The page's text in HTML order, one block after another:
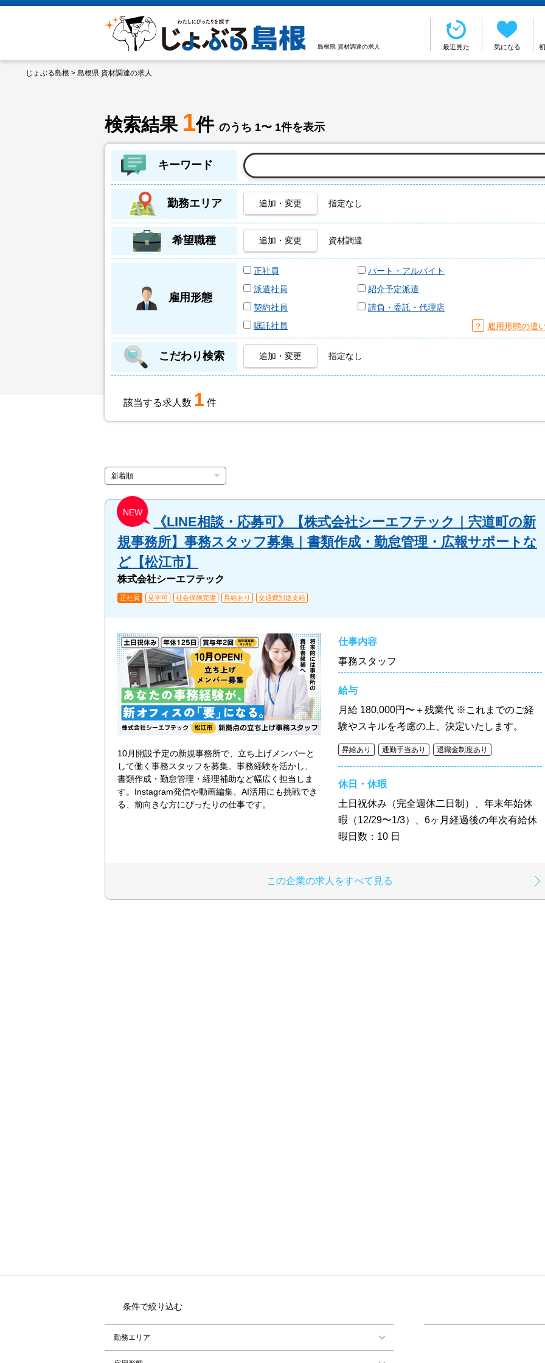
島根県 資材調達の求人 最近見た 気になる
じょぶる島根 > 島根県 資材調達の求人
検索結果 1件 のうち 1〜 1件を表示
キーワード
勤務エリア 追加・変更 指定なし
希望職種 追加・変更 資材調達
雇用形態
正社員
パート・アルバイト
派遣社員
紹介予定派遣
契約社員
請負・委託・代理店
嘱託社員
？ 雇用形態の違
こだわり検索 追加・変更 指定なし
該当する求人数 1 件
NEW
《LINE相談・応募可》【株式会社シーエフテック｜宍道町の新
規事務所】事務スタッフ募集｜書類作成・勤怠管理・広報サポートな
ど【松江市】
株式会社シーエフテック
正社員 見学可 社会保険完備 昇給あり 交通費別途支給
10月開設予定の新規事務所で、立ち上げメンバーと
して働く事務スタッフを募集。事務経験を活かし、
書類作成・勤怠管理・経理補助など幅広く担当しま
す。Instagram発信や動画編集、AI活用にも挑戦でき
る、前向きな方にぴったりの仕事です。
仕事内容
事務スタッフ
給与
月給 180,000円〜＋残業代 ※これまでのご経
験やスキルを考慮の上、決定いたします。
昇給あり 通勤手当あり 退職金制度あり
休日・休暇
土日祝休み（完全週休二日制）、年末年始休
暇（12/29〜1/3）、6ヶ月経過後の年次有給休
暇日数：10 日
この企業の求人をすべて見る
条件で絞り込む
勤務エリア